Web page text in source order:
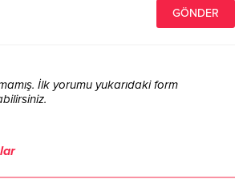
İlk yorumu yukarıdaki form